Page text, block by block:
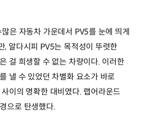
많은 자동차 가운데서 PV5를 눈에 띄게
, 알다시피 PV5는 목적성이 뚜렷한
걸 희생할 수 없는 차량이다. 이러한
낼 수 있었던 차별화 요소가 바로
이의 명확한 대비였다. 랩어라운드
으로 탄생했다.